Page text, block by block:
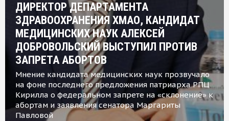
ДИРЕКТОР ДЕПАРТАМЕНТА
ЗДРАВООХРАНЕНИЯ ХМАО, КАНДИДАТ
МЕДИЦИНСКИХ НАУК АЛЕКСЕЙ
ДОБРОВОЛЬСКИЙ ВЫСТУПИЛ ПРОТИВ
ЗАПРЕТА АБОРТОВ
Мнение кандидата медицинских наук прозвучало
на фоне последнего предложения патриарха РПЦ
Кирилла о федеральном запрете на «склонение» к
абортам и заявления сенатора Маргариты
Павловой